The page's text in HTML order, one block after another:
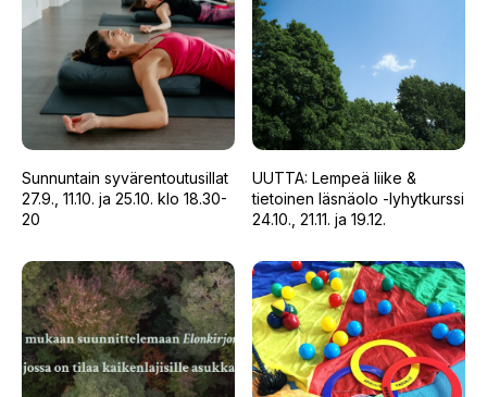
Sunnuntain syvärentoutusillat
27.9., 11.10. ja 25.10. klo 18.30-
20
UUTTA: Lempeä liike &
tietoinen läsnäolo -lyhytkurssi
24.10., 21.11. ja 19.12.